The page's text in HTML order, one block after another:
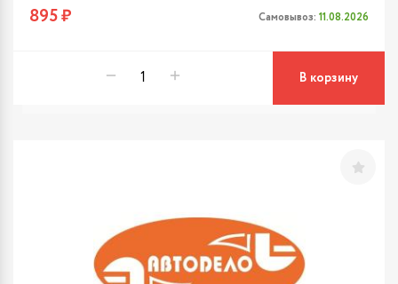
895 ₽ Самовывоз: 11.08.2026
В корзину